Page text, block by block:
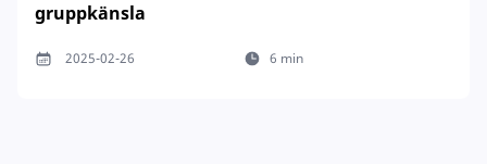
gruppkänsla
2025-02-26 6 min